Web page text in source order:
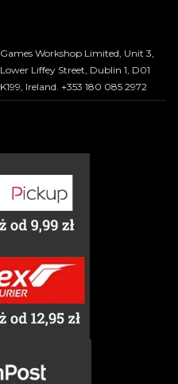
Games Workshop Limited, Unit 3,
Lower Liffey Street, Dublin 1, D01
K199, Ireland. +353 180 085 2972